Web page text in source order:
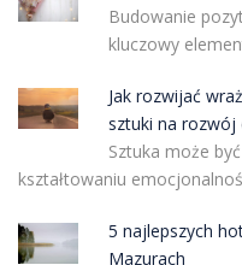
Budowanie
kluczowy
Jak rozwijać
sztuki na rozwój
Sztuka może
kształtowaniu
5 najlepszych
Mazurach